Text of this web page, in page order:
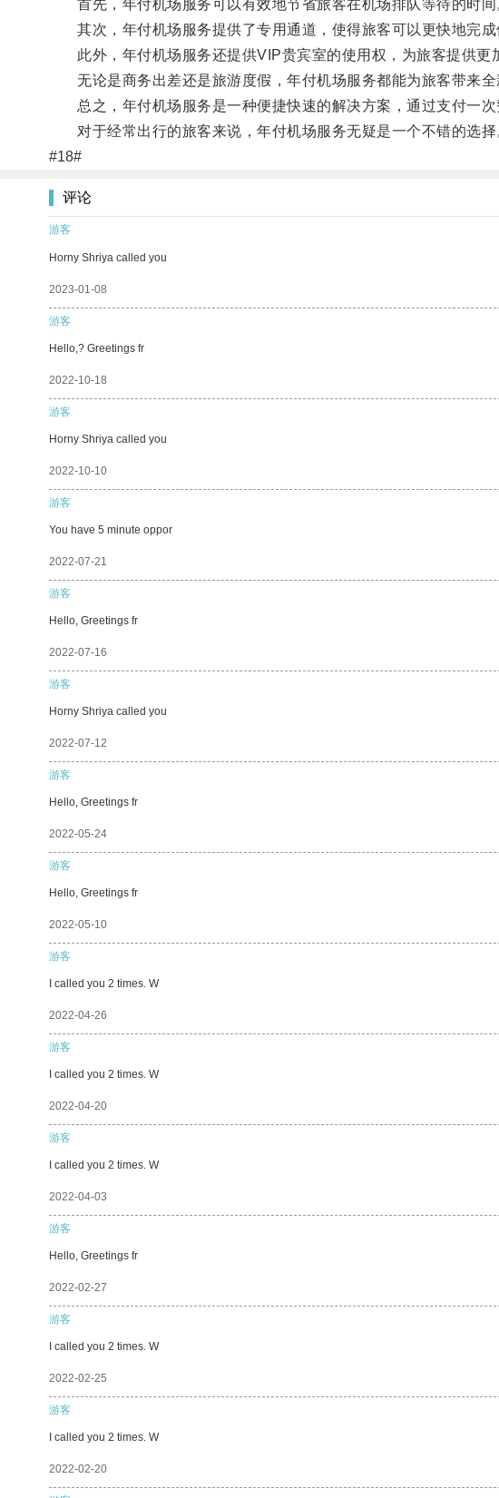
首先，年付机场服务可以有效地节省旅客在机场排队等待的时间
其次，年付机场服务提供了专用通道，使得旅客可以更快地完成
此外，年付机场服务还提供VIP贵宾室的使用权，为旅客提供更
无论是商务出差还是旅游度假，年付机场服务都能为旅客带来全
总之，年付机场服务是一种便捷快速的解决方案，通过支付一次
对于经常出行的旅客来说，年付机场服务无疑是一个不错的选择
#18#
评论
游客
Horny Shriya called you
2023-01-08
游客
Hello,? Greetings fr
2022-10-18
游客
Horny Shriya called you
2022-10-10
游客
You have 5 minute oppor
2022-07-21
游客
Hello, Greetings fr
2022-07-16
游客
Horny Shriya called you
2022-07-12
游客
Hello, Greetings fr
2022-05-24
游客
Hello, Greetings fr
2022-05-10
游客
I called you 2 times. W
2022-04-26
游客
I called you 2 times. W
2022-04-20
游客
I called you 2 times. W
2022-04-03
游客
Hello, Greetings fr
2022-02-27
游客
I called you 2 times. W
2022-02-25
游客
I called you 2 times. W
2022-02-20